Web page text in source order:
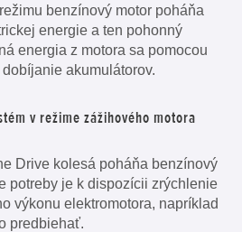
benzínový motor poháňa
energie a ten pohonný
energia z motora sa pomocou
akumulátorov.
v režime zážihového motora
Drive kolesá poháňa benzínový
potreby je k dispozícii zrýchlenie
výkonu elektromotora, napríklad
predbiehať.